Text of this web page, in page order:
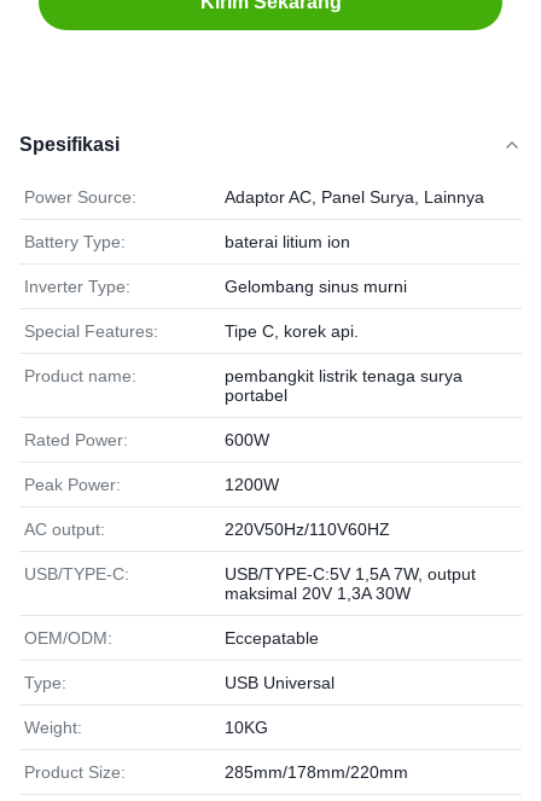
Spesifikasi
Power Source: Adaptor AC, Panel Surya, Lainnya
Battery Type: baterai litium ion
Inverter Type: Gelombang sinus murni
Special Features: Tipe C, korek api.
Product name:
pembangkit listrik tenaga surya
portabel
Rated Power: 600W
Peak Power: 1200W
AC output: 220V50Hz/110V60HZ
USB/TYPE-C:
USB/TYPE-C:5V 1,5A 7W, output
maksimal 20V 1,3A 30W
OEM/ODM: Eccepatable
Type: USB Universal
Weight: 10KG
Product Size: 285mm/178mm/220mm